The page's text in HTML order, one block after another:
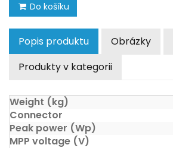
Do košíku
Popis produktu Obrázky
Produkty v kategorii
Weight (kg)
Connector
Peak power (Wp)
MPP voltage (V)